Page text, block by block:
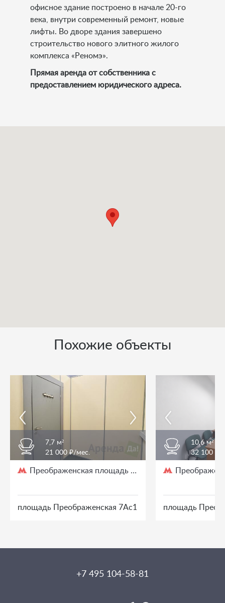
офисное здание построено в начале 20-го
века, внутри современный ремонт, новые
лифты. Во дворе здания завершено
строительство нового элитного жилого
комплекса «Реномэ».
Прямая аренда от собственника с
предоставлением юридического адреса.
Похожие объекты
7,7 м²
21 000 ₽/мес.
Преображенская площадь / 3 мин. пешком
площадь Преображенская 7Ас1
10,6 м²
32 100 ₽/
площадь
+7 495 104-58-81